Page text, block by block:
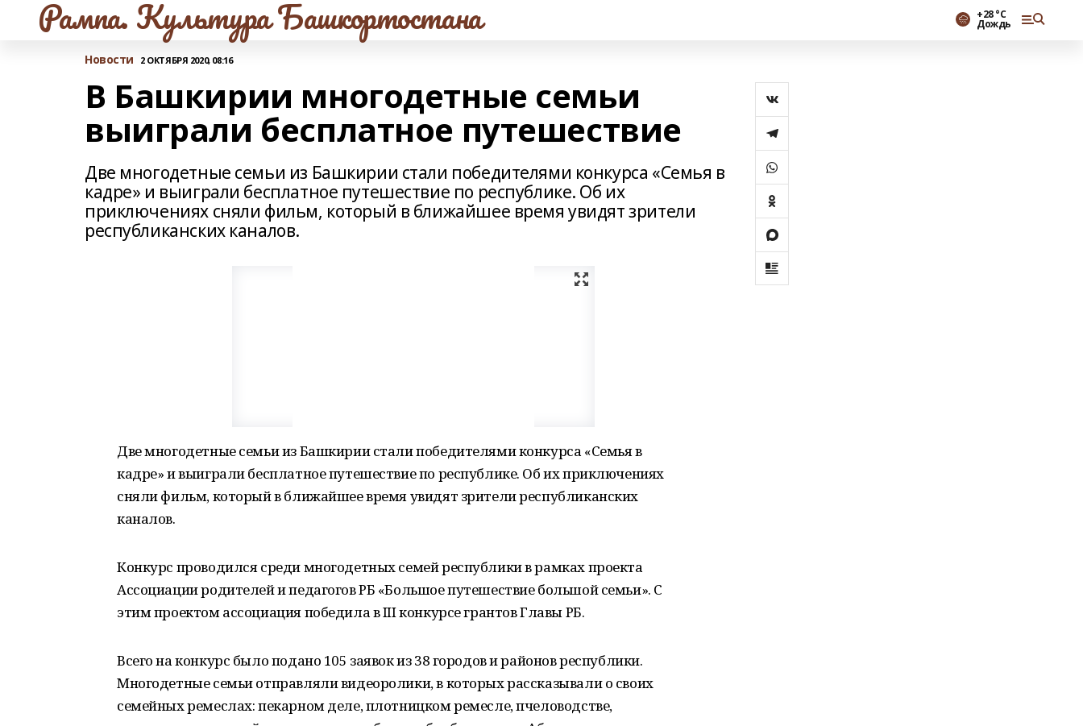
Рампа. Культура Башкортостана +28 °С
Дождь
Новости 2 ОКТЯБРЯ 2020, 08:16
В Башкирии многодетные семьи
выиграли бесплатное путешествие
Две многодетные семьи из Башкирии стали победителями конкурса «Семья в
кадре» и выиграли бесплатное путешествие по республике. Об их
приключениях сняли фильм, который в ближайшее время увидят зрители
республиканских каналов.
Две многодетные семьи из Башкирии стали победителями конкурса «Семья в
кадре» и выиграли бесплатное путешествие по республике. Об их приключениях
сняли фильм, который в ближайшее время увидят зрители республиканских
каналов.
Конкурс проводился среди многодетных семей республики в рамках проекта
Ассоциации родителей и педагогов РБ «Большое путешествие большой семьи». С
этим проектом ассоциация победила в III конкурсе грантов Главы РБ.
Всего на конкурс было подано 105 заявок из 38 городов и районов республики.
Многодетные семьи отправляли видеоролики, в которых рассказывали о своих
семейных ремеслах: пекарном деле, плотницком ремесле, пчеловодстве,